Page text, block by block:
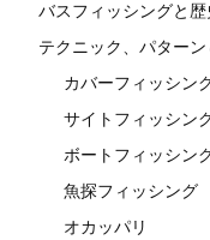
バスフィッシングと歴
テクニック、パター
カバーフィッシン
サイトフィッシン
ボートフィッシン
魚探フィッシング
オカッパリ